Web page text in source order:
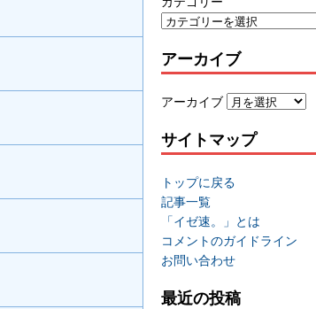
アーカイブ
アーカイブ
サイトマップ
トップに戻る
記事一覧
「イゼ速。」とは
コメントのガイドライン
お問い合わせ
最近の投稿